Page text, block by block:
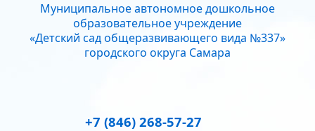
Муниципальное автономное дошкольное
образовательное учреждение
«Детский сад общеразвивающего вида №337»
городского округа Самара
+7 (846) 268-57-27
Без засечек С засечками
Нормально